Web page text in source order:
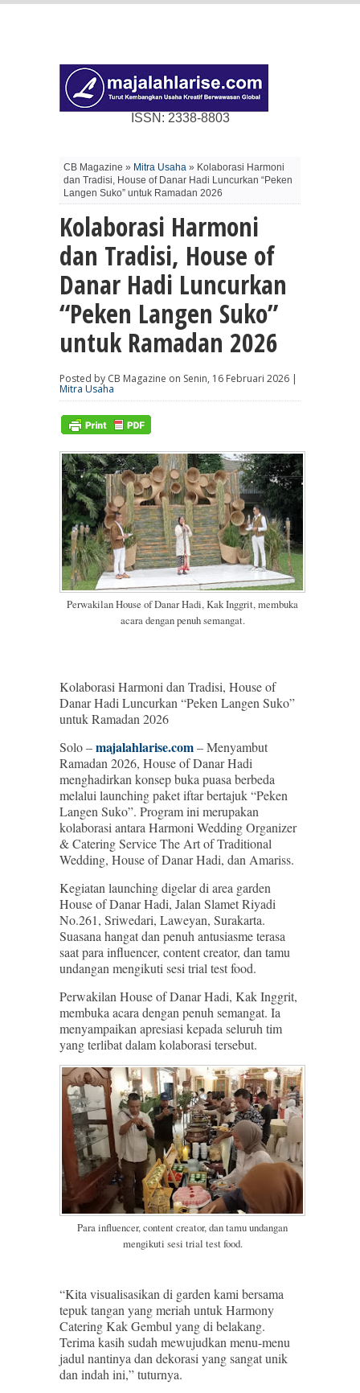
ISSN: 2338-8803
CB Magazine » Mitra Usaha » Kolaborasi Harmoni
dan Tradisi, House of Danar Hadi Luncurkan “Peken
Langen Suko” untuk Ramadan 2026
Kolaborasi Harmoni
dan Tradisi, House of
Danar Hadi Luncurkan
“Peken Langen Suko”
untuk Ramadan 2026
Posted by CB Magazine on Senin, 16 Februari 2026 |
Mitra Usaha
Perwakilan House of Danar Hadi, Kak Inggrit, membuka
acara dengan penuh semangat.
Kolaborasi Harmoni dan Tradisi, House of
Danar Hadi Luncurkan “Peken Langen Suko”
untuk Ramadan 2026
Solo –majalahlarise.com– Menyambut
Ramadan 2026, House of Danar Hadi
menghadirkan konsep buka puasa berbeda
melalui launching paket iftar bertajuk “Peken
Langen Suko”. Program ini merupakan
kolaborasi antara Harmoni Wedding Organizer
& Catering Service The Art of Traditional
Wedding, House of Danar Hadi, dan Amariss.
Kegiatan launching digelar di area garden
House of Danar Hadi, Jalan Slamet Riyadi
No.261, Sriwedari, Laweyan, Surakarta.
Suasana hangat dan penuh antusiasme terasa
saat para influencer, content creator, dan tamu
undangan mengikuti sesi trial test food.
Perwakilan House of Danar Hadi, Kak Inggrit,
membuka acara dengan penuh semangat. Ia
menyampaikan apresiasi kepada seluruh tim
yang terlibat dalam kolaborasi tersebut.
Para influencer, content creator, dan tamu undangan
mengikuti sesi trial test food.
“Kita visualisasikan di garden kami bersama
tepuk tangan yang meriah untuk Harmony
Catering Kak Gembul yang di belakang.
Terima kasih sudah mewujudkan menu-menu
jadul nantinya dan dekorasi yang sangat unik
dan indah ini,” tuturnya.